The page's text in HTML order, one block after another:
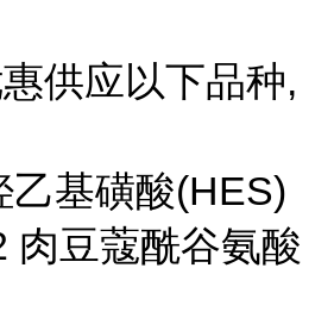
供应以下品种,
乙基磺酸(HES)
肉豆蔻酰谷氨酸